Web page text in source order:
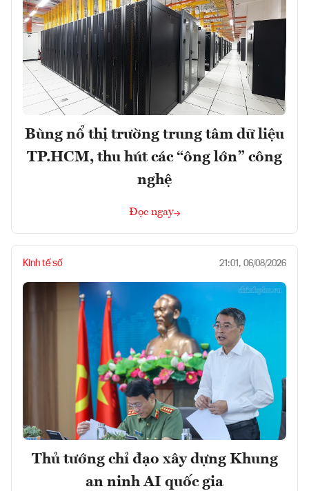
Bùng nổ thị trường trung tâm dữ liệu
TP.HCM, thu hút các “ông lớn” công
nghệ
Đọc ngay
Kinh tế số 21:01, 06/08/2026
Thủ tướng chỉ đạo xây dựng Khung
an ninh AI quốc gia